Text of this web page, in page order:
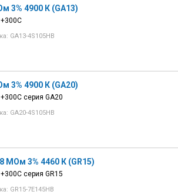
3% 4900 К (GA13)
GA13-4S105HB
3% 4900 К (GA20)
серия GA20
GA20-4S105HB
МОм 3% 4460 К (GR15)
серия GR15
GR15-7E145HB